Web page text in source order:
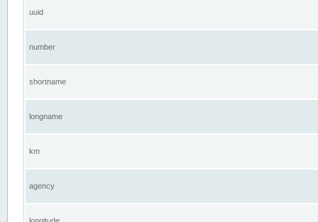
uuid
number
shortname
longname
km
agency